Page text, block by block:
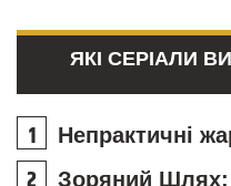
ЯКІ СЕРІАЛИ
Непрактичні
Зоряний Шлях: